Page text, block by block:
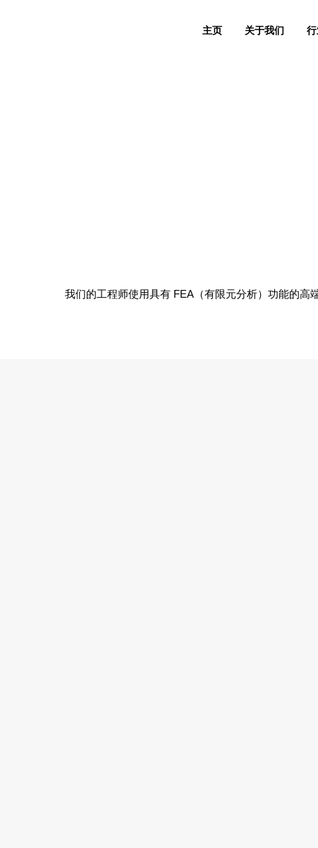
主页 关于我们
我们的工程师使用具有 FEA（有限元分析）功能的高